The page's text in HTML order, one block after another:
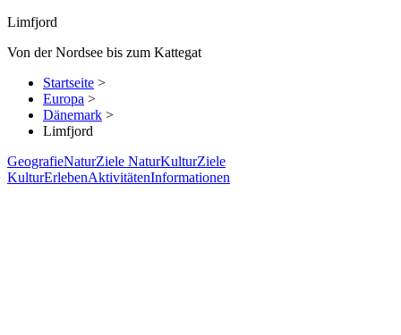
Limfjord
Von der Nordsee bis zum Kattegat
Startseite >
Europa >
Dänemark >
Limfjord
GeografieNaturZiele NaturKulturZiele
KulturErlebenAktivitätenInformationen